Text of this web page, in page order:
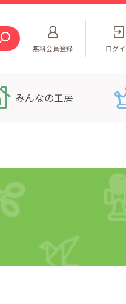
無料会員登録 ログ
みんなの工房